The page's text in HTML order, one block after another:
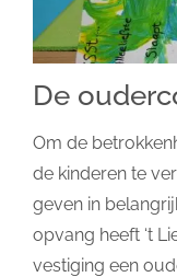
De
Om de
de kinderen te
geven in
opvang heeft ‘t
vestiging een